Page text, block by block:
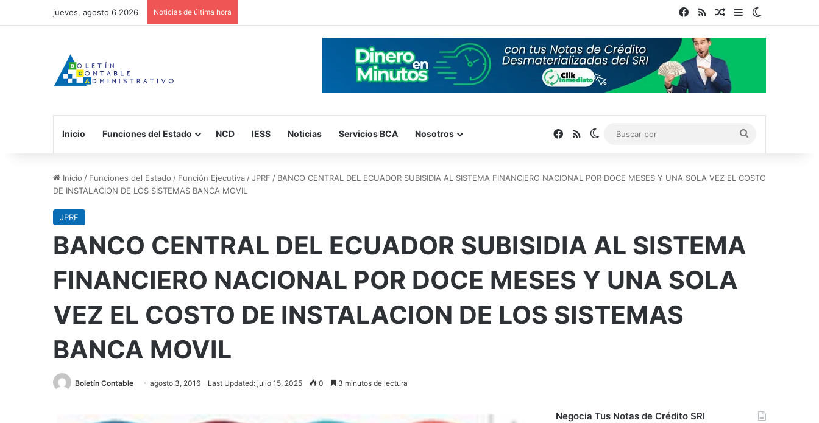
jueves, agosto 6 2026 Noticias de última hora Facebook
RSS Publicación al azar
Barra lateral
Inicio Funciones del Estado NCD IESS Noticias Servicios BCA Nosotros Facebook
RSS Switch skin
por
Inicio / Funciones del Estado / Función Ejecutiva /JPRF / BANCO CENTRAL DEL ECUADOR SUBISIDIA AL SISTEMA FINANCIERO NACIONAL POR DOCE MESES Y UNA SOLA VEZ EL COSTO
DE INSTALACION DE LOS SISTEMAS BANCA MOVIL
JPRF
BANCO CENTRAL DEL ECUADOR SUBISIDIA AL SISTEMA
FINANCIERO NACIONAL POR DOCE MESES Y UNA SOLA
VEZ EL COSTO DE INSTALACION DE LOS SISTEMAS
BANCA MOVIL
Boletín Contable agosto 3, 2016 Last Updated: julio 15, 2025 0 3 minutos de lectura
Negocia Tus Notas de Crédito SRI